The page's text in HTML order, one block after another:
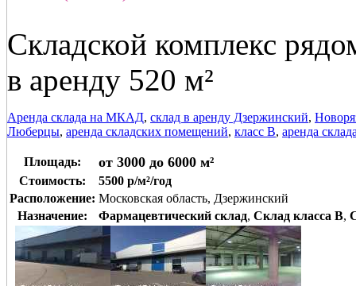
Складской комплекс
в аренду 520 м²
Аренда склада на МКАД, склад в аренду Дзержинский,
Люберцы, аренда складских помещений, класс В, аренда
Площадь: от 3000 до 6000 м²
Стоимость:
5500 р/м²/год
Расположение: Московская область, Дзержинский
Назначение:
Фармацевтический склад, Склад класса B,